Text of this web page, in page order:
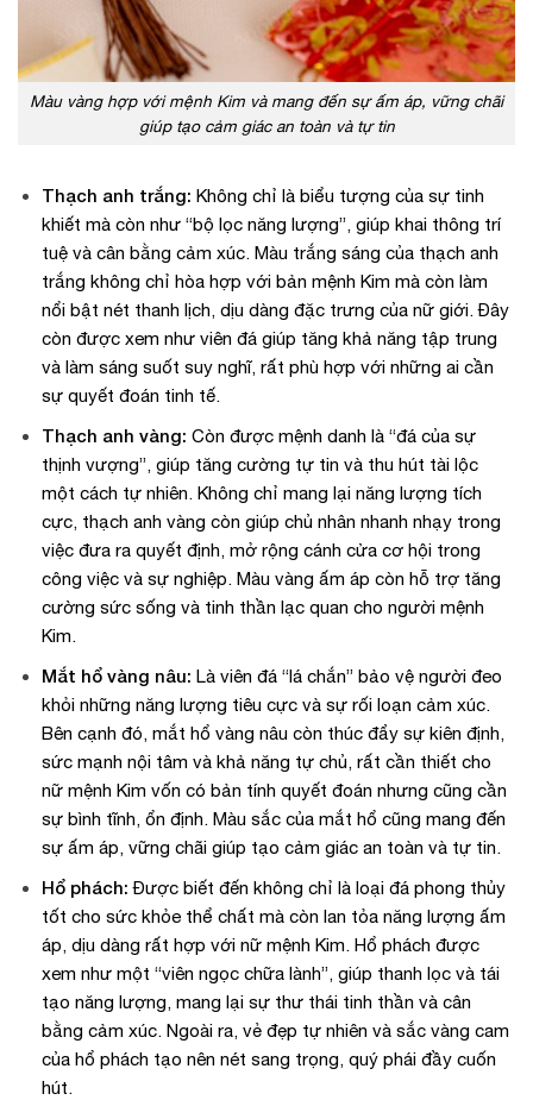
Màu vàng hợp với mệnh Kim và mang đến sự ấm áp, vững chãi
giúp tạo cảm giác an toàn và tự tin
Thạch anh trắng: Không chỉ là biểu tượng của sự tinh
khiết mà còn như “bộ lọc năng lượng”, giúp khai thông trí
tuệ và cân bằng cảm xúc. Màu trắng sáng của thạch anh
trắng không chỉ hòa hợp với bản mệnh Kim mà còn làm
nổi bật nét thanh lịch, dịu dàng đặc trưng của nữ giới. Đây
còn được xem như viên đá giúp tăng khả năng tập trung
và làm sáng suốt suy nghĩ, rất phù hợp với những ai cần
sự quyết đoán tinh tế.
Thạch anh vàng: Còn được mệnh danh là “đá của sự
thịnh vượng”, giúp tăng cường tự tin và thu hút tài lộc
một cách tự nhiên. Không chỉ mang lại năng lượng tích
cực, thạch anh vàng còn giúp chủ nhân nhanh nhạy trong
việc đưa ra quyết định, mở rộng cánh cửa cơ hội trong
công việc và sự nghiệp. Màu vàng ấm áp còn hỗ trợ tăng
cường sức sống và tinh thần lạc quan cho người mệnh
Kim.
Mắt hổ vàng nâu: Là viên đá “lá chắn” bảo vệ người đeo
khỏi những năng lượng tiêu cực và sự rối loạn cảm xúc.
Bên cạnh đó, mắt hổ vàng nâu còn thúc đẩy sự kiên định,
sức mạnh nội tâm và khả năng tự chủ, rất cần thiết cho
nữ mệnh Kim vốn có bản tính quyết đoán nhưng cũng cần
sự bình tĩnh, ổn định. Màu sắc của mắt hổ cũng mang đến
sự ấm áp, vững chãi giúp tạo cảm giác an toàn và tự tin.
Hổ phách: Được biết đến không chỉ là loại đá phong thủy
tốt cho sức khỏe thể chất mà còn lan tỏa năng lượng ấm
áp, dịu dàng rất hợp với nữ mệnh Kim. Hổ phách được
xem như một “viên ngọc chữa lành”, giúp thanh lọc và tái
tạo năng lượng, mang lại sự thư thái tinh thần và cân
bằng cảm xúc. Ngoài ra, vẻ đẹp tự nhiên và sắc vàng cam
của hổ phách tạo nên nét sang trọng, quý phái đầy cuốn
hút.